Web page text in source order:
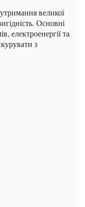
великої
Основні
електроенергії та
з